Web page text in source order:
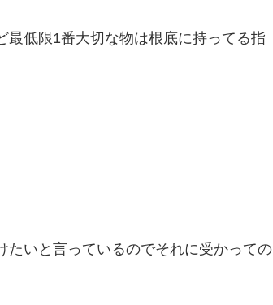
最低限1番大切な物は根底に持ってる指
いと言っているのでそれに受かっての